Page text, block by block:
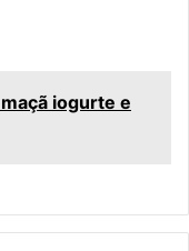
iogurte e